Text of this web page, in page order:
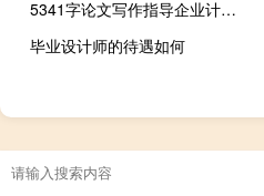
5341字论文写作指导企业计划开放报告
毕业设计师的待遇如何